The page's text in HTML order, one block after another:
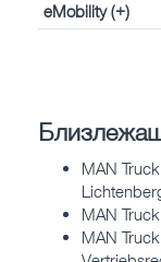
eMobility (+)
MAN
MAN
MAN